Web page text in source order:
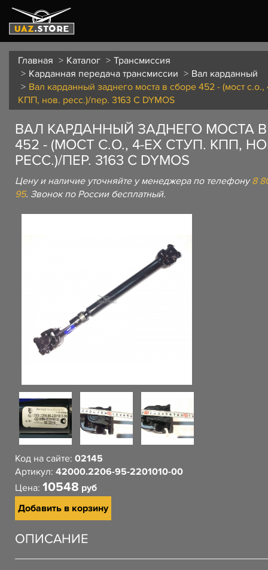
Главная Каталог
Трансмиссия
Карданная передача трансмиссии
Вал карданный
Вал карданный заднего моста в сборе 452 - (мост с.о.,
КПП, нов. ресс.)/пер. 3163 С DYMOS
ВАЛ КАРДАННЫЙ ЗАДНЕГО МОСТА
452 - (МОСТ С.О., 4-ЕХ СТУП. КПП,
РЕСС.)/ПЕР. 3163 С DYMOS
Цену и наличие уточняйте у менеджера по телефону8
95. Звонок по России бесплатный.
Код на сайте: 02145
Артикул: 42000.2206-95-2201010-00
Цена: 10548 руб
Добавить в корзину
ОПИСАНИЕ